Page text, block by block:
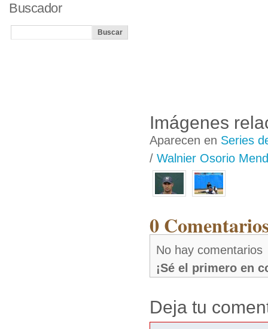
Imágenes
Aparecen en Series
/ Walnier Osorio
0
No hay comentarios
¡Sé el primero en
Deja tu
Buscador